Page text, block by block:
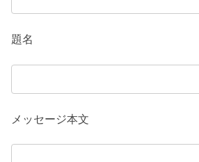
題名
メッセージ本文